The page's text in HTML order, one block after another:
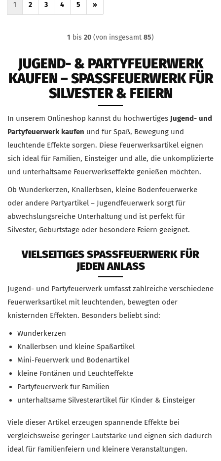
1 2 3 4 5 »
1 bis 20 (von insgesamt 85)
JUGEND- & PARTYFEUERWERK
KAUFEN – SPASSFEUERWERK FÜR S
ILVESTER & FEIERN
In unserem Onlineshop kannst du hochwertiges Jugend- und
Partyfeuerwerk kaufen und für Spaß, Bewegung und
leuchtende Effekte sorgen. Diese Feuerwerksartikel eignen
sich ideal für Familien, Einsteiger und alle, die unkomplizierte
und unterhaltsame Feuerwerkseffekte genießen möchten.
Ob Wunderkerzen, Knallerbsen, kleine Bodenfeuerwerke
oder andere Partyartikel – Jugendfeuerwerk sorgt für
abwechslungsreiche Unterhaltung und ist perfekt für
Silvester, Geburtstage oder besondere Feiern geeignet.
VIELSEITIGES SPASSFEUERWERK FÜR J
EDEN ANLASS
Jugend- und Partyfeuerwerk umfasst zahlreiche verschiedene
Feuerwerksartikel mit leuchtenden, bewegten oder
knisternden Effekten. Besonders beliebt sind:
Wunderkerzen
Knallerbsen und kleine Spaßartikel
Mini-Feuerwerk und Bodenartikel
kleine Fontänen und Leuchteffekte
Partyfeuerwerk für Familien
unterhaltsame Silvesterartikel für Kinder & Einsteiger
Viele dieser Artikel erzeugen spannende Effekte bei
vergleichsweise geringer Lautstärke und eignen sich dadurch
ideal für Familienfeiern und kleinere Veranstaltungen.